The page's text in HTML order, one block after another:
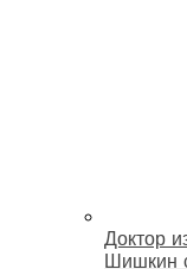
Доктор
Шишкин